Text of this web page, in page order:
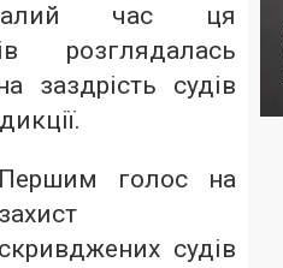
час ця
розглядалась
заздрість судів
Першим голос на
захист
скривджених судів